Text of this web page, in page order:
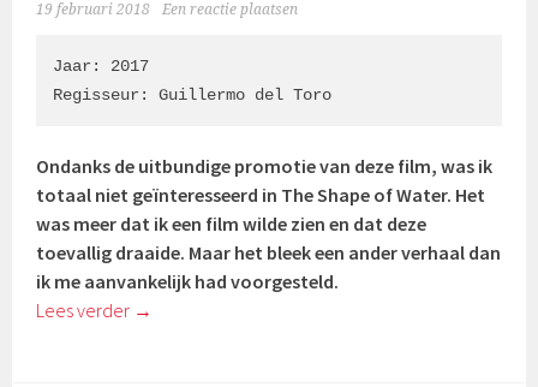
19 februari 2018 Een reactie plaatsen
Jaar: 2017
Regisseur: Guillermo del Toro
Ondanks de uitbundige promotie van deze film, was ik
totaal niet geïnteresseerd in The Shape of Water. Het
was meer dat ik een film wilde zien en dat deze
toevallig draaide. Maar het bleek een ander verhaal dan
ik me aanvankelijk had voorgesteld.
Lees verder →